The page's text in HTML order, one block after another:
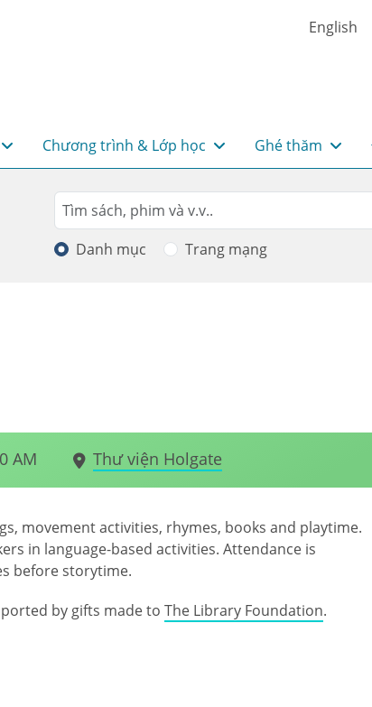
English
Chương trình & Lớp học Ghé thăm
Search
Tìm kiếm
Danh mục Trang mạng
AM Thư viện Holgate
movement activities, rhymes, books and playtime.
in language-based activities. Attendance is
before storytime.
by gifts made to The Library Foundation.